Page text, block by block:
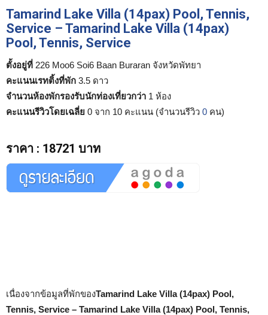
Tamarind Lake Villa (14pax) Pool, Tennis,
Service – Tamarind Lake Villa (14pax)
Pool, Tennis, Service
ตั้งอยู่ที่ 226 Moo6 Soi6 Baan Buraran จังหวัดพัทยา
คะแนนเรทติ้งที่พัก 3.5 ดาว
จำนวนห้องพักรองรับนักท่องเที่ยวกว่า 1 ห้อง
คะแนนรีวิวโดยเฉลี่ย 0 จาก 10 คะแนน (จำนวนรีวิว 0 คน)
ราคา : 18721 บาท
เนื่องจากข้อมูลที่พักของTamarind Lake Villa (14pax) Pool,
Tennis, Service – Tamarind Lake Villa (14pax) Pool, Tennis,